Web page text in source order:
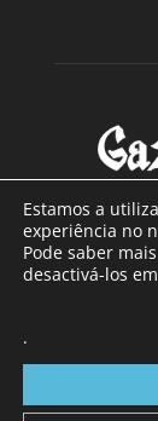
Com sede
a sul de
toda a
Estamos a
experiência no
Pode saber
desactivá-los em
.